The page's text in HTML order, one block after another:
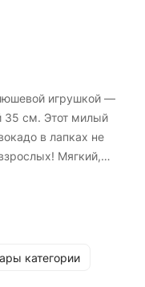
игрушкой —
35 см. Этот милый
в лапках не
Мягкий,
он идеально
малышей. Такой
подарком на
категории